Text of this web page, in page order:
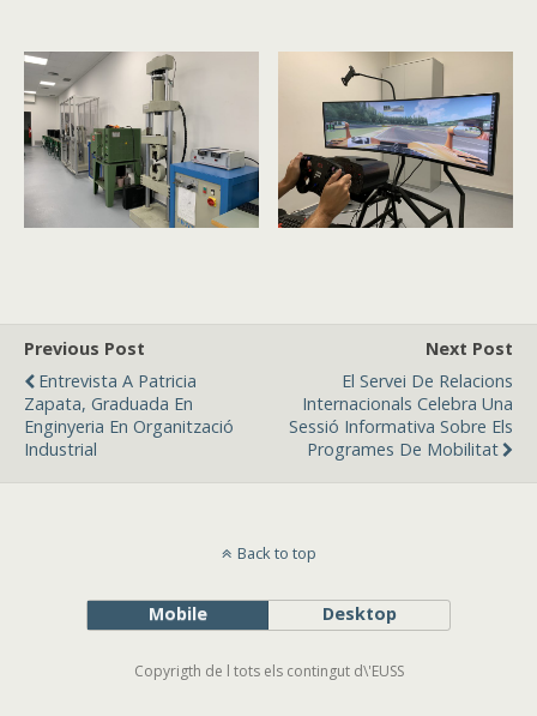
Previous Post
Entrevista A Patricia
Zapata, Graduada En
Enginyeria En Organització
Industrial
Next Post
El Servei De Relacions
Internacionals Celebra Una
Sessió Informativa Sobre Els
Programes De Mobilitat
Back to top
Mobile Desktop
Copyrigth de l tots els contingut d\'EUSS